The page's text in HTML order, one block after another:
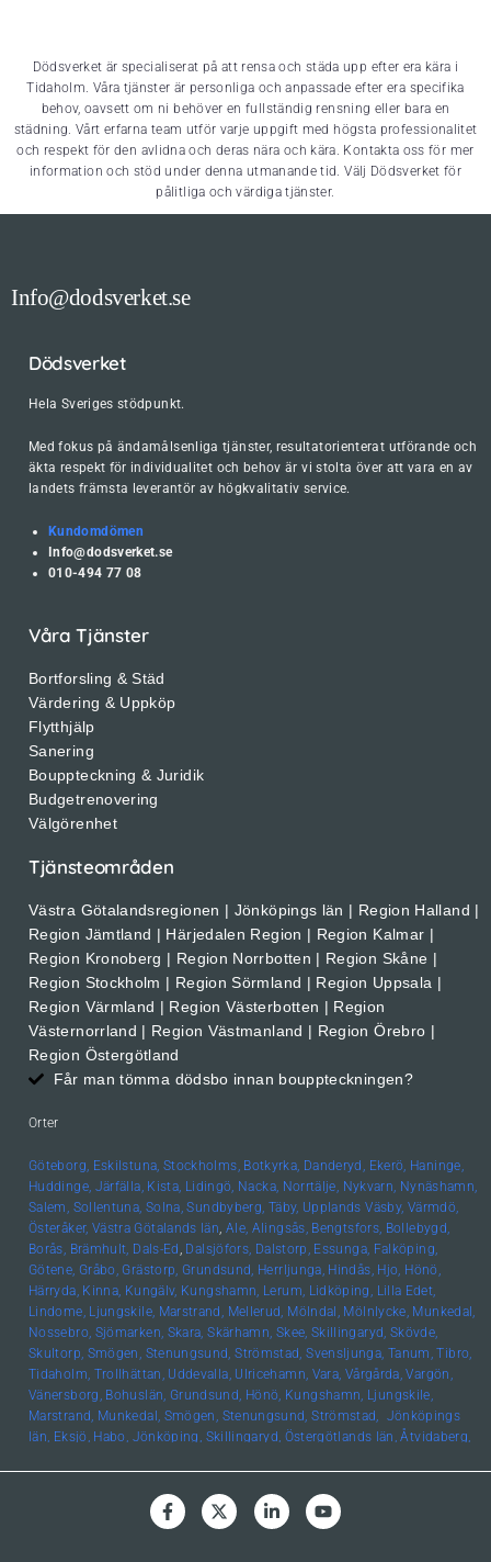
Dödsverket är specialiserat på att rensa och städa upp efter era kära i
Tidaholm. Våra tjänster är personliga och anpassade efter era specifika
behov, oavsett om ni behöver en fullständig rensning eller bara en
städning. Vårt erfarna team utför varje uppgift med högsta professionalitet
och respekt för den avlidna och deras nära och kära. Kontakta oss för mer
information och stöd under denna utmanande tid. Välj Dödsverket för
pålitliga och värdiga tjänster.
Info@dodsverket.se
Dödsverket
Hela Sveriges stödpunkt.
Med fokus på ändamålsenliga tjänster, resultatorienterat utförande och
äkta respekt för individualitet och behov är vi stolta över att vara en av
landets främsta leverantör av högkvalitativ service.
Kundomdömen
Info@dodsverket.se
010-494 77 08
Våra Tjänster
Bortforsling & Städ
Värdering & Uppköp
Flytthjälp
Sanering
Bouppteckning & Juridik
Budgetrenovering
Välgörenhet
Tjänsteområden
Västra Götalandsregionen | Jönköpings län | Region Halland |
Region Jämtland | Härjedalen Region | Region Kalmar |
Region Kronoberg | Region Norrbotten | Region Skåne |
Region Stockholm | Region Sörmland | Region Uppsala |
Region Värmland | Region Västerbotten | Region
Västernorrland | Region Västmanland | Region Örebro |
Region Östergötland
Får man tömma dödsbo innan bouppteckningen?
Orter
Göteborg, Eskilstuna, Stockholms, Botkyrka, Danderyd, Ekerö, Haninge,
Huddinge, Järfälla, Kista, Lidingö, Nacka, Norrtälje, Nykvarn, Nynäshamn,
Salem, Sollentuna, Solna, Sundbyberg, Täby, Upplands Väsby, Värmdö,
Österåker, Västra Götalands län, Ale, Alingsås, Bengtsfors, Bollebygd,
Borås, Brämhult, Dals-Ed , Dalsjöfors, Dalstorp, Essunga, Falköping,
Götene, Gråbo, Grästorp, Grundsund, Herrljunga, Hindås, Hjo, Hönö,
Härryda, Kinna, Kungälv, Kungshamn, Lerum, Lidköping, Lilla Edet,
Lindome, Ljungskile, Marstrand, Mellerud, Mölndal, Mölnlycke, Munkedal,
Nossebro, Sjömarken, Skara, Skärhamn, Skee, Skillingaryd, Skövde,
Skultorp, Smögen, Stenungsund, Strömstad, Svensljunga, Tanum, Tibro,
Tidaholm, Trollhättan, Uddevalla, Ulricehamn, Vara, Vårgårda, Vargön,
Vänersborg, Bohuslän, Grundsund, Hönö, Kungshamn, Ljungskile,
Marstrand, Munkedal, Smögen, Stenungsund, Strömstad, Jönköpings
län, Eksjö, Habo, Jönköping, Skillingaryd, Östergötlands län, Åtvidaberg,
Helsingborg, Höör, Lund, Malmö,
Värmlands län, Edsvalla, Karlstad,